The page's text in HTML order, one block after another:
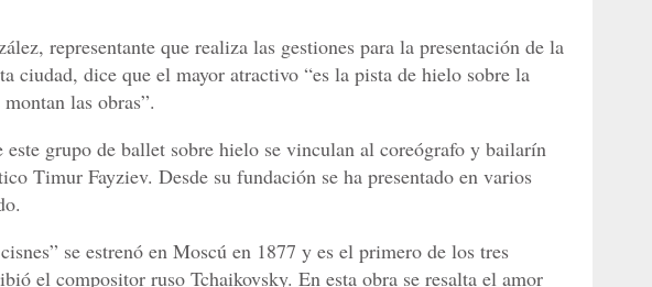
representante que realiza las gestiones para la presentación de la
ciudad, dice que el mayor atractivo “es la pista de hielo sobre la
las obras”.
este grupo de ballet sobre hielo se vinculan al coreógrafo y bailarín
Timur Fayziev. Desde su fundación se ha presentado en varios
se estrenó en Moscú en 1877 y es el primero de los tres
el compositor ruso Tchaikovsky. En esta obra se resalta el amor